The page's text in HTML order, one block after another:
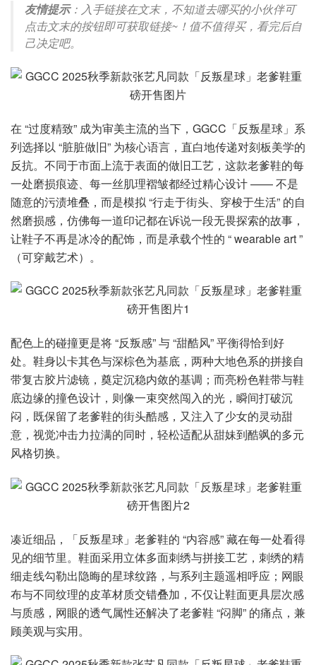
友情提示：入手链接在文末，不知道去哪买的小伙伴可
点击文末的按钮即可获取链接~！值不值得买，看完后自
己决定吧。
在 “过度精致” 成为审美主流的当下，GGCC「反叛星球」系
列选择以 “脏脏做旧” 为核心语言，直白地传递对刻板美学的
反抗。不同于市面上流于表面的做旧工艺，这款老爹鞋的每
一处磨损痕迹、每一丝肌理褶皱都经过精心设计 —— 不是
随意的污渍堆叠，而是模拟 “行走于街头、穿梭于生活” 的自
然磨损感，仿佛每一道印记都在诉说一段无畏探索的故事，
让鞋子不再是冰冷的配饰，而是承载个性的 “ wearable art ”
（可穿戴艺术）。
配色上的碰撞更是将 “反叛感” 与 “甜酷风” 平衡得恰到好
处。鞋身以卡其色与深棕色为基底，两种大地色系的拼接自
带复古胶片滤镜，奠定沉稳内敛的基调；而亮粉色鞋带与鞋
底边缘的撞色设计，则像一束突然闯入的光，瞬间打破沉
闷，既保留了老爹鞋的街头酷感，又注入了少女的灵动甜
意，视觉冲击力拉满的同时，轻松适配从甜妹到酷飒的多元
风格切换。
凑近细品，「反叛星球」老爹鞋的 “内容感” 藏在每一处看得
见的细节里。鞋面采用立体多面刺绣与拼接工艺，刺绣的精
细走线勾勒出隐晦的星球纹路，与系列主题遥相呼应；网眼
布与不同纹理的皮革材质交错叠加，不仅让鞋面更具层次感
与质感，网眼的透气属性还解决了老爹鞋 “闷脚” 的痛点，兼
顾美观与实用。